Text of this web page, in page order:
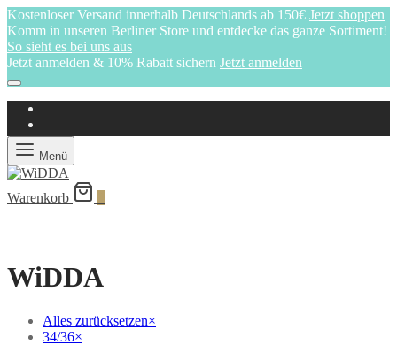
Kostenloser Versand innerhalb Deutschlands ab 150€ Jetzt shoppen
Komm in unseren Berliner Store und entdecke das ganze Sortiment!
So sieht es bei uns aus
Jetzt anmelden & 10% Rabatt sichern Jetzt anmelden
Menü
Warenkorb
WiDDA
Alles zurücksetzen×
34/36×